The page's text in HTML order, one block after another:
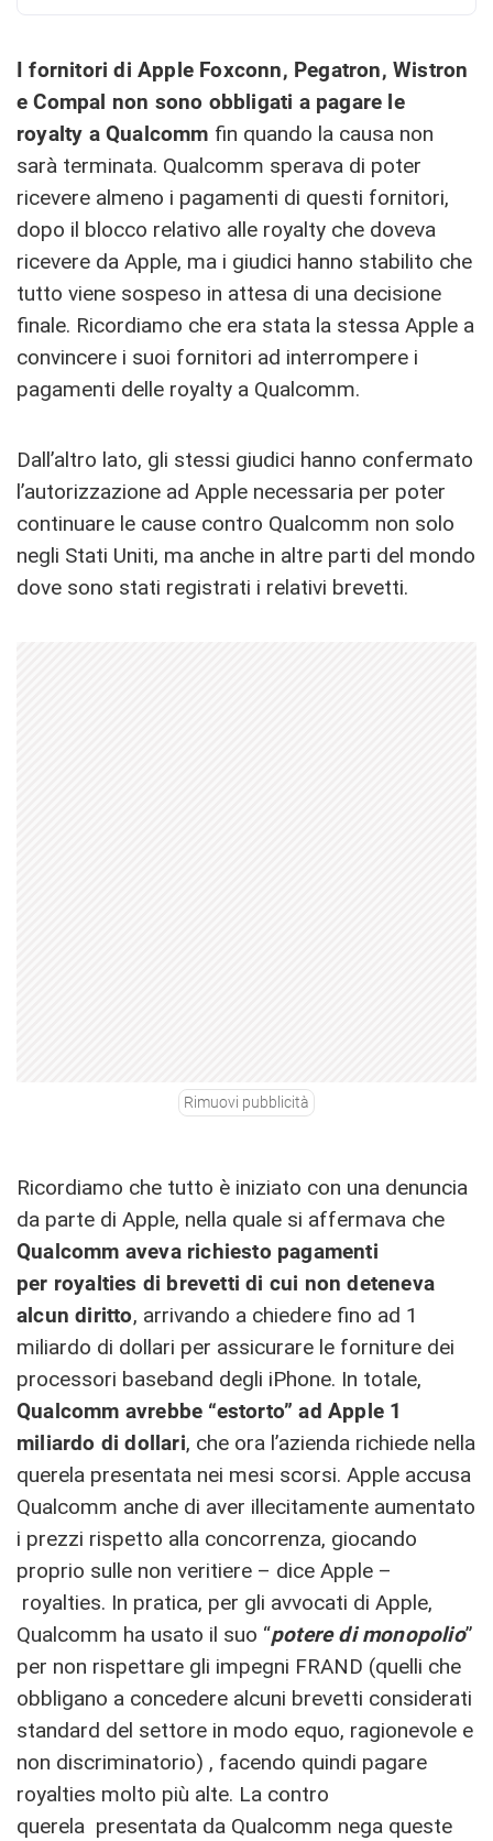
I fornitori di Apple Foxconn, Pegatron, Wistron
e Compal non sono obbligati a pagare le
royalty a Qualcomm fin quando la causa non
sarà terminata. Qualcomm sperava di poter
ricevere almeno i pagamenti di questi fornitori,
dopo il blocco relativo alle royalty che doveva
ricevere da Apple, ma i giudici hanno stabilito che
tutto viene sospeso in attesa di una decisione
finale. Ricordiamo che era stata la stessa Apple a
convincere i suoi fornitori ad interrompere i
pagamenti delle royalty a Qualcomm.
Dall’altro lato, gli stessi giudici hanno confermato
l’autorizzazione ad Apple necessaria per poter
continuare le cause contro Qualcomm non solo
negli Stati Uniti, ma anche in altre parti del mondo
dove sono stati registrati i relativi brevetti.
Rimuovi pubblicità
Ricordiamo che tutto è iniziato con una denuncia
da parte di Apple, nella quale si affermava che
Qualcomm aveva richiesto pagamenti
per royalties di brevetti di cui non deteneva
alcun diritto, arrivando a chiedere fino ad 1
miliardo di dollari per assicurare le forniture dei
processori baseband degli iPhone. In totale,
Qualcomm avrebbe “estorto” ad Apple 1
miliardo di dollari, che ora l’azienda richiede nella
querela presentata nei mesi scorsi. Apple accusa
Qualcomm anche di aver illecitamente aumentato
i prezzi rispetto alla concorrenza, giocando
proprio sulle non veritiere – dice Apple –
royalties. In pratica, per gli avvocati di Apple,
Qualcomm ha usato il suo “potere di monopolio”
per non rispettare gli impegni FRAND (quelli che
obbligano a concedere alcuni brevetti considerati
standard del settore in modo equo, ragionevole e
non discriminatorio) , facendo quindi pagare
royalties molto più alte. La contro
querela presentata da Qualcomm nega queste